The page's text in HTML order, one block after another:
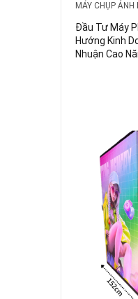
MÁY CHỤP ẢNH
Đầu Tư Máy
Hướng Kinh
Nhuận Cao